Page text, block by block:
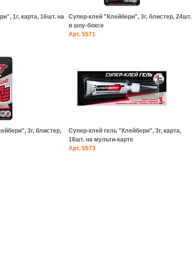
1г, карта, 16шт. на
Супер-клей "Клейбери", 3г, блистер, 24шт.
в шоу-боксе
Арт. 5571
3г, блистер,
Супер-клей гель "Клейбери", 3г, карта,
16шт. на мульти-карте
Арт. 5573